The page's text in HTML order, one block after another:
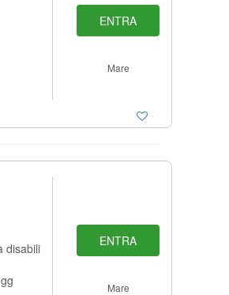
ENTRA
Mare
disabili
ENTRA
Mare